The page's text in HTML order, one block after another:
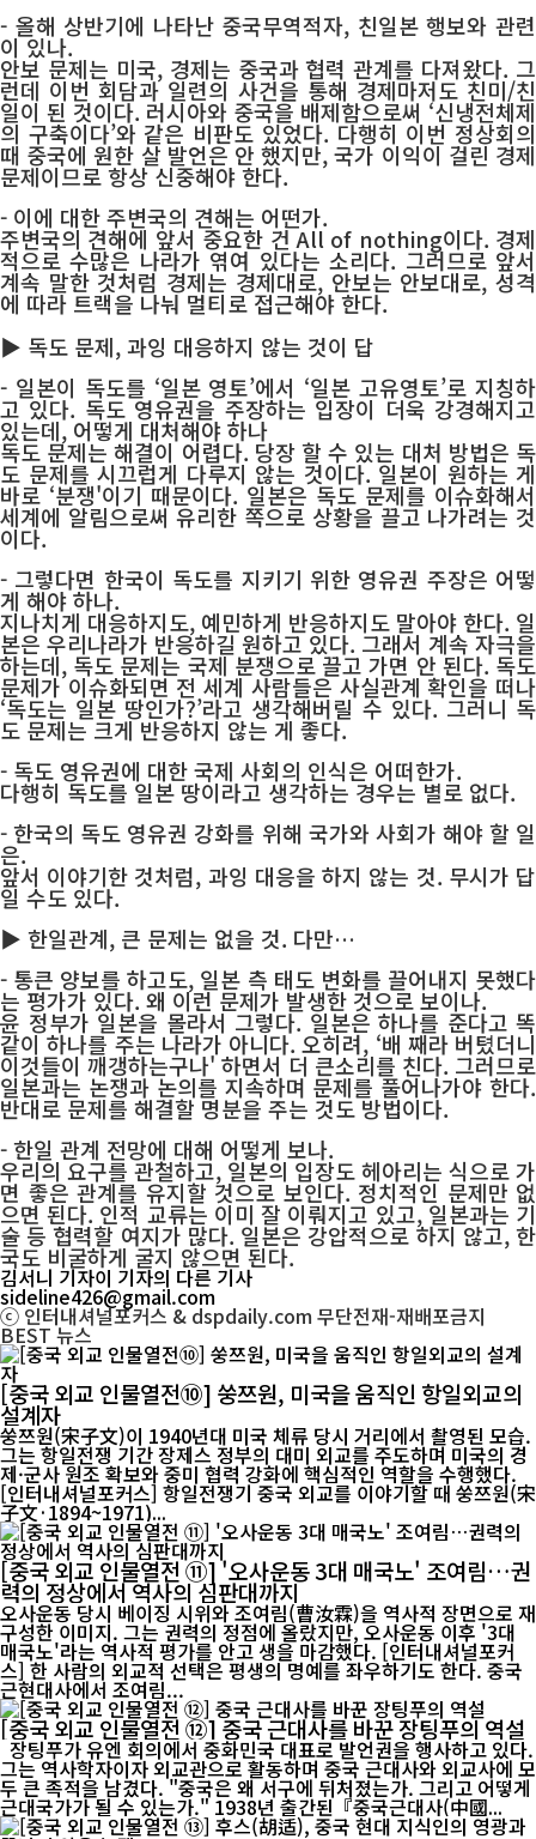
- 올해 상반기에 나타난 중국무역적자, 친일본 행보와 관련
이 있나.
안보 문제는 미국, 경제는 중국과 협력 관계를 다져왔다. 그
런데 이번 회담과 일련의 사건을 통해 경제마저도 친미/친
일이 된 것이다. 러시아와 중국을 배제함으로써 ‘신냉전체제
의 구축이다’와 같은 비판도 있었다. 다행히 이번 정상회의
때 중국에 원한 살 발언은 안 했지만, 국가 이익이 걸린 경제
문제이므로 항상 신중해야 한다.
- 이에 대한 주변국의 견해는 어떤가.
주변국의 견해에 앞서 중요한 건 All of nothing이다. 경제
적으로 수많은 나라가 엮여 있다는 소리다. 그러므로 앞서
계속 말한 것처럼 경제는 경제대로, 안보는 안보대로, 성격
에 따라 트랙을 나눠 멀티로 접근해야 한다.
▶ 독도 문제, 과잉 대응하지 않는 것이 답
- 일본이 독도를 ‘일본 영토’에서 ‘일본 고유영토’로 지칭하
고 있다. 독도 영유권을 주장하는 입장이 더욱 강경해지고
있는데, 어떻게 대처해야 하나
독도 문제는 해결이 어렵다. 당장 할 수 있는 대처 방법은 독
도 문제를 시끄럽게 다루지 않는 것이다. 일본이 원하는 게
바로 ‘분쟁'이기 때문이다. 일본은 독도 문제를 이슈화해서
세계에 알림으로써 유리한 쪽으로 상황을 끌고 나가려는 것
이다.
- 그렇다면 한국이 독도를 지키기 위한 영유권 주장은 어떻
게 해야 하나.
지나치게 대응하지도, 예민하게 반응하지도 말아야 한다. 일
본은 우리나라가 반응하길 원하고 있다. 그래서 계속 자극을
하는데, 독도 문제는 국제 분쟁으로 끌고 가면 안 된다. 독도
문제가 이슈화되면 전 세계 사람들은 사실관계 확인을 떠나
‘독도는 일본 땅인가?’라고 생각해버릴 수 있다. 그러니 독
도 문제는 크게 반응하지 않는 게 좋다.
- 독도 영유권에 대한 국제 사회의 인식은 어떠한가.
다행히 독도를 일본 땅이라고 생각하는 경우는 별로 없다.
- 한국의 독도 영유권 강화를 위해 국가와 사회가 해야 할 일
은.
앞서 이야기한 것처럼, 과잉 대응을 하지 않는 것. 무시가 답
일 수도 있다.
▶ 한일관계, 큰 문제는 없을 것. 다만…
- 통큰 양보를 하고도, 일본 측 태도 변화를 끌어내지 못했다
는 평가가 있다. 왜 이런 문제가 발생한 것으로 보이나.
윤 정부가 일본을 몰라서 그렇다. 일본은 하나를 준다고 똑
같이 하나를 주는 나라가 아니다. 오히려, ‘배 째라 버텼더니
이것들이 깨갱하는구나' 하면서 더 큰소리를 친다. 그러므로
일본과는 논쟁과 논의를 지속하며 문제를 풀어나가야 한다.
반대로 문제를 해결할 명분을 주는 것도 방법이다.
- 한일 관계 전망에 대해 어떻게 보나.
우리의 요구를 관철하고, 일본의 입장도 헤아리는 식으로 가
면 좋은 관계를 유지할 것으로 보인다. 정치적인 문제만 없
으면 된다. 인적 교류는 이미 잘 이뤄지고 있고, 일본과는 기
술 등 협력할 여지가 많다. 일본은 강압적으로 하지 않고, 한
국도 비굴하게 굴지 않으면 된다.
김서니 기자이 기자의 다른 기사
sideline426@gmail.com
ⓒ 인터내셔널포커스 & dspdaily.com 무단전재-재배포금지
BEST뉴스
[중국 외교 인물열전⑩] 쑹쯔원, 미국을 움직인 항일외교의
설계자
쑹쯔원(宋子文)이 1940년대 미국 체류 당시 거리에서 촬영된 모습.
그는 항일전쟁 기간 장제스 정부의 대미 외교를 주도하며 미국의 경
제·군사 원조 확보와 중미 협력 강화에 핵심적인 역할을 수행했다.
[인터내셔널포커스] 항일전쟁기 중국 외교를 이야기할 때 쑹쯔원(宋
子文·1894~1971)...
[중국 외교 인물열전 ⑪] '오사운동 3대 매국노' 조여림…권
력의 정상에서 역사의 심판대까지
오사운동 당시 베이징 시위와 조여림(曹汝霖)을 역사적 장면으로 재
구성한 이미지. 그는 권력의 정점에 올랐지만, 오사운동 이후 '3대
매국노'라는 역사적 평가를 안고 생을 마감했다. [인터내셔널포커
스] 한 사람의 외교적 선택은 평생의 명예를 좌우하기도 한다. 중국
근현대사에서 조여림...
[중국 외교 인물열전 ⑫] 중국 근대사를 바꾼 장팅푸의 역설
장팅푸가 유엔 회의에서 중화민국 대표로 발언권을 행사하고 있다.
그는 역사학자이자 외교관으로 활동하며 중국 근대사와 외교사에 모
두 큰 족적을 남겼다. "중국은 왜 서구에 뒤처졌는가. 그리고 어떻게
근대국가가 될 수 있는가." 1938년 출간된『중국근대사(中國...